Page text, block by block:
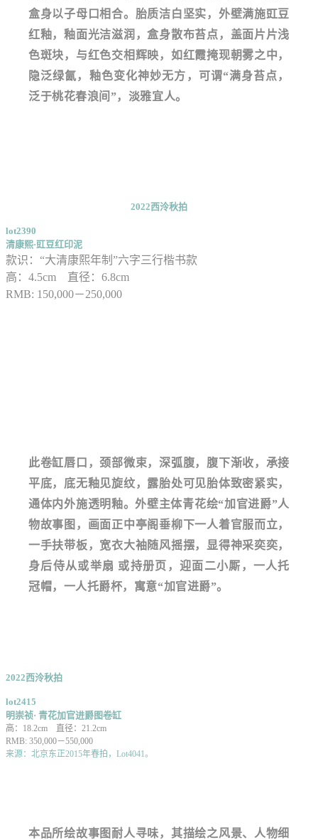
盒身以子母口相合。胎质洁白坚实，外壁满施豇豆
红釉，釉面光洁滋润，盒身散布苔点，盖面片片浅
色斑块，与红色交相辉映，如红霞掩现朝雾之中，
隐泛绿氤，釉色变化神妙无方，可谓“满身苔点，
泛于桃花春浪间”，淡雅宜人。
2022西泠秋拍
lot2390
清康熙·豇豆红印泥
款识：“大清康熙年制”六字三行楷书款
高：4.5cm 直径：6.8cm
RMB: 150,000－250,000
此卷缸唇口，颈部微束，深弧腹，腹下渐收，承接
平底，底无釉见旋纹，露胎处可见胎体致密紧实，
通体内外施透明釉。外壁主体青花绘“加官进爵”人
物故事图，画面正中亭阁垂柳下一人着官服而立，
一手扶带板，宽衣大袖随风摇摆，显得神采奕奕，
身后侍从或举扇 或持册页，迎面二小厮，一人托
冠帽，一人托爵杯，寓意“加官进爵”。
2022西泠秋拍
lot2415
明崇祯· 青花加官进爵图卷缸
高：18.2cm 直径：21.2cm
RMB: 350,000－550,000
来源：北京东正2015年春拍，Lot4041。
本品所绘故事图耐人寻味，其描绘之风景、人物细